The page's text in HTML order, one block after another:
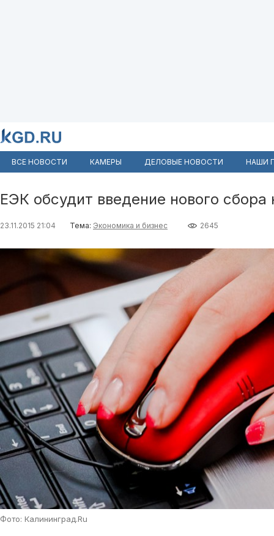
ВСЕ НОВОСТИ КАМЕРЫ ДЕЛОВЫЕ НОВОСТИ НАШИ
ЕЭК обсудит введение нового сбора
23.11.2015 21:04 Тема: Экономика и бизнес 2645
Фото: Калининград.Ru